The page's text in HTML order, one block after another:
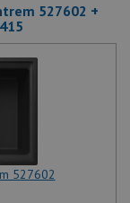
527602 +
527602